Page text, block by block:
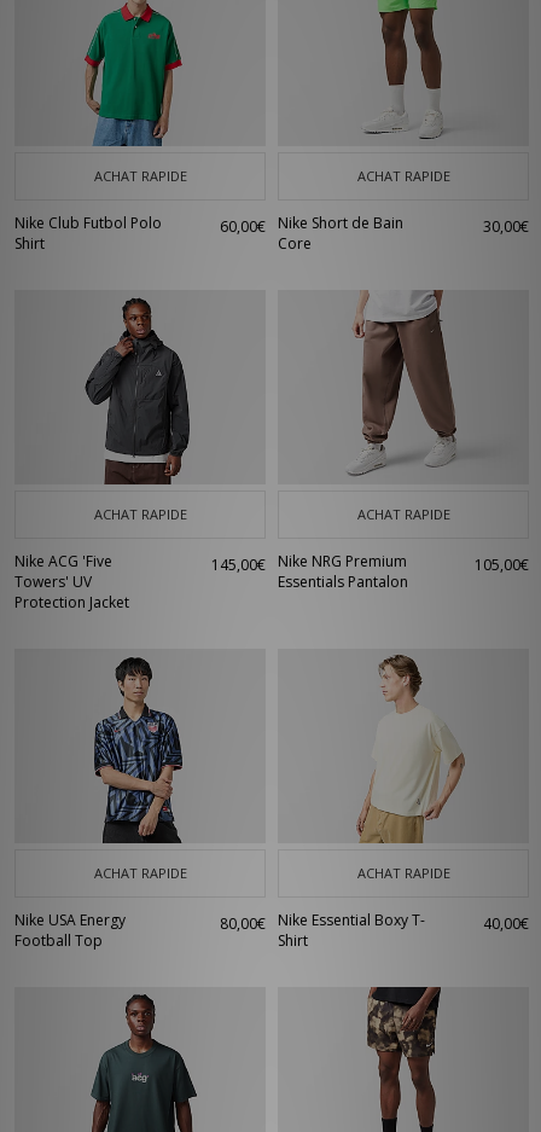
ACHAT RAPIDE
Nike Club Futbol Polo
Shirt
60,00€
ACHAT RAPIDE
Nike Short de Bain
Core
30,00€
ACHAT RAPIDE
Nike ACG 'Five
Towers' UV
Protection Jacket
145,00€
ACHAT RAPIDE
Nike NRG Premium
Essentials Pantalon
105,00€
ACHAT RAPIDE
Nike USA Energy
Football Top
80,00€
ACHAT RAPIDE
Nike Essential Boxy T-
Shirt
40,00€